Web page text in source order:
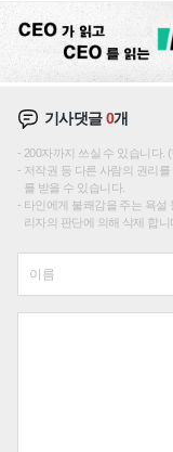
기사댓글0개
200자까지 쓰실 수 있습니다.
저작권 등 다른 사람의 권리
를 받을 수 있습니다.
타인에게 불쾌감을 주는 욕설
리자의 판단에 의해 삭제 합니